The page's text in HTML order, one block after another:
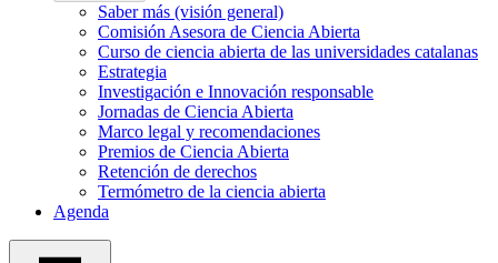
Saber más (visión general)
Comisión Asesora de Ciencia Abierta
Curso de ciencia abierta de las universidades catalanas
Estrategia
Investigación e Innovación responsable
Jornadas de Ciencia Abierta
Marco legal y recomendaciones
Premios de Ciencia Abierta
Retención de derechos
Termómetro de la ciencia abierta
Agenda